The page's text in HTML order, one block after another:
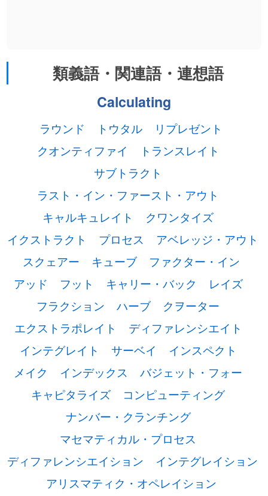
類義語・関連語・連想語
Calculating
ラウンド トウタル
リプレゼント
クオンティファイ
トランスレイト
サブトラクト
ラスト・イン・ファースト・アウト
キャルキュレイト
クワンタイズ
イクストラクト
プロセス
アベレッジ・アウト
スクェアー
キューブ
ファクター・イン
アッド
フット キャリー・バック
レイズ
フラクション
ハーブ
クヲーター
エクストラポレイト
ディファレンシエイト
インテグレイト
サーベイ
インスペクト
メイク
インデックス
バジェット・フォー
キャピタライズ
コンピューティング
ナンバー・クランチング
マセマティカル・プロセス
ディファレンシエイション
インテグレイション
アリスマティク・オペレイション